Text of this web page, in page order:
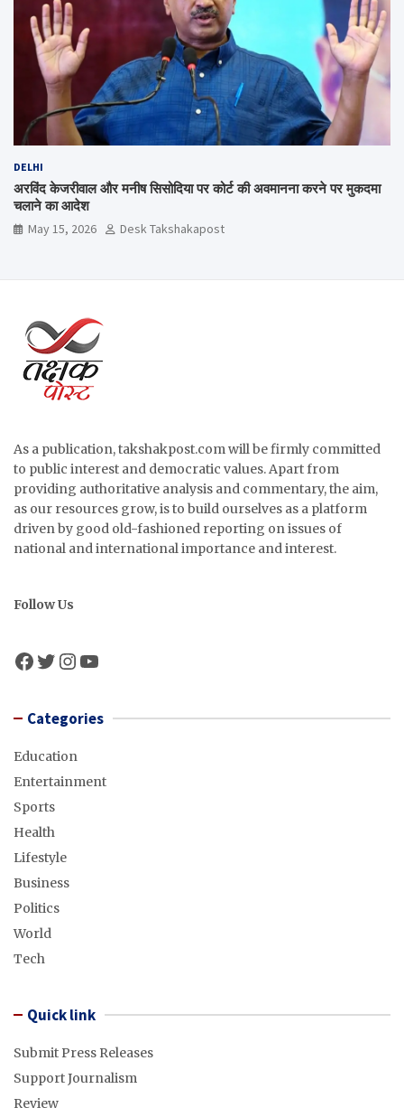
DELHI
अरविंद केजरीवाल और मनीष सिसोदिया पर कोर्ट की अवमानना करने पर मुकदमा
चलाने का आदेश
May 15, 2026 Desk Takshakapost
As a publication, takshakpost.com will be firmly committed
to public interest and democratic values. Apart from
providing authoritative analysis and commentary, the aim,
as our resources grow, is to build ourselves as a platform
driven by good old-fashioned reporting on issues of
national and international importance and interest.
Follow Us
Facebook
Twitter
Instagram
YouTube
Categories
Education
Entertainment
Sports
Health
Lifestyle
Business
Politics
World
Tech
Quick link
Submit Press Releases
Support Journalism
Review